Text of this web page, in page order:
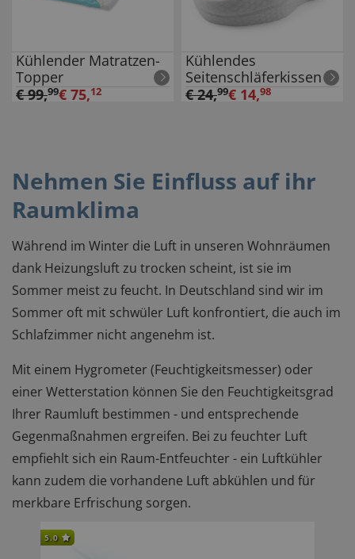
Kühlender Matratzen-
Topper
€99,99€ 75,12
Kühlendes
Seitenschläferkissen
€24,99€ 14,98
Nehmen Sie Einfluss auf ihr
Raumklima
Während im Winter die Luft in unseren Wohnräumen
dank Heizungsluft zu trocken scheint, ist sie im
Sommer meist zu feucht. In Deutschland sind wir im
Sommer oft mit schwüler Luft konfrontiert, die auch im
Schlafzimmer nicht angenehm ist.
Mit einem Hygrometer (Feuchtigkeitsmesser) oder
einer Wetterstation können Sie den Feuchtigkeitsgrad
Ihrer Raumluft bestimmen - und entsprechende
Gegenmaßnahmen ergreifen. Bei zu feuchter Luft
empfiehlt sich ein Raum-Entfeuchter - ein Luftkühler
kann zudem die vorhandene Luft abkühlen und für
merkbare Erfrischung sorgen.
5.0